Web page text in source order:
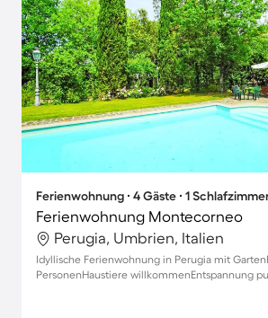
Ferienwohnung ∙ 4 Gäste ∙ 1
Ferienwohnung Montecorneo
Perugia, Umbrien, Italien
Idyllische Ferienwohnung in Perugia mit
PersonenHaustiere willkommenEntspannung